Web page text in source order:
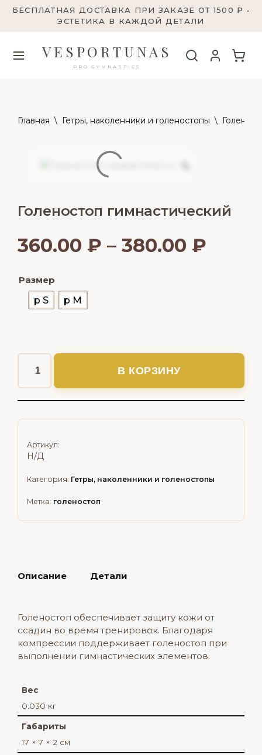
БЕСПЛАТНАЯ ДОСТАВКА ПРИ ЗАКАЗЕ ОТ 1500 ₽ •
ЭСТЕТИКА В КАЖДОЙ ДЕТАЛИ
VESPORTUNAS
PRO GYMNASTICS
Главная \ Гетры, наколенники и голеностопы \
Голеностоп гимнастический
360.00 ₽ – 380.00 ₽
Размер
р S
р М
В КОРЗИНУ
Артикул:
Н/Д
Категория: Гетры, наколенники и голеностопы
Метка: голеностоп
Описание Детали
Голеностоп обеспечивает защиту кожи от
ссадин во время тренировок. Благодаря
компрессии поддерживает голеностоп при
выполнении гимнастических элементов.
Вес
0.030 кг
Габариты
17 × 7 × 2 см